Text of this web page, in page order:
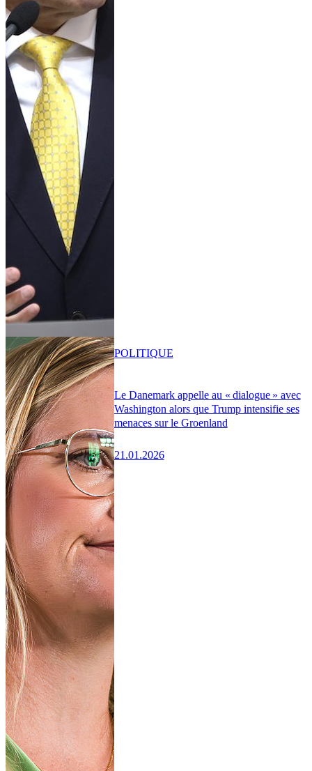
Le Danemark appelle au « dialogue » avec
Washington alors que Trump intensifie ses
menaces sur le Groenland
21.01.2026
POLITIQUE